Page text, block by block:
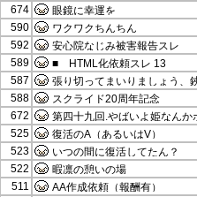
674
眼鏡に幸運を
590
ワクワクちんちん
592
安心院なじみ被害報告スレ
589
■ HTML化依頼スレ 13
587
張り切ってまいりましょう、
588
スクライド20周年記念
672
第四十九回.やばいよ姫なんか
525
復活のA（あるいはV）
523
いつの間に復活してたん？
522
暇凛の憩いの場
511
AA作成依頼（報酬有）